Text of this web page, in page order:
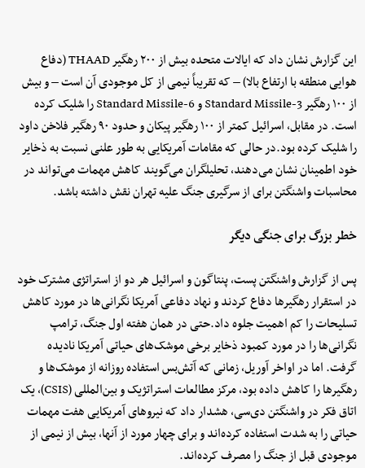
این گزارش نشان داد که ایالات متحده بیش از ۲۰۰ رهگیر THAAD (دفاع
هوایی منطقه با ارتفاع بالا) – که تقریباً نیمی از کل موجودی آن است – و بیش
از ۱۰۰ رهگیر Standard Missile-3 و Standard Missile-6 را شلیک کرده
است. در مقابل، اسرائیل کمتر از ۱۰۰ رهگیر پیکان و حدود ۹۰ رهگیر فلاخن داود
را شلیک کرده بود.در حالی که مقامات آمریکایی به طور علنی نسبت به ذخایر
خود اطمینان نشان می‌دهند، تحلیلگران می‌گویند کاهش مهمات می‌تواند در
محاسبات واشنگتن برای از سرگیری جنگ علیه تهران نقش داشته باشد.
خطر بزرگ برای جنگی دیگر
پس از گزارش واشنگتن پست، پنتاگون و اسرائیل هر دو از استراتژی مشترک خود
در استقرار رهگیرها دفاع کردند و نهاد دفاعی آمریکا نگرانی‌ها در مورد کاهش
تسلیحات را کم اهمیت جلوه داد.حتی در همان هفته اول جنگ، ترامپ
نگرانی‌ها را در مورد کمبود ذخایر برخی موشک‌های حیاتی آمریکا نادیده
گرفت. اما در اواخر آوریل، زمانی که آتش‌بس استفاده روزانه از موشک‌ها و
رهگیرها را کاهش داده بود، مرکز مطالعات استراتژیک و بین‌المللی (CSIS)، یک
اتاق فکر در واشنگتن دی‌سی، هشدار داد که نیروهای آمریکایی هفت مهمات
حیاتی را به شدت استفاده کرده‌اند و برای چهار مورد از آنها، بیش از نیمی از
موجودی قبل از جنگ را مصرف کرده‌اند.